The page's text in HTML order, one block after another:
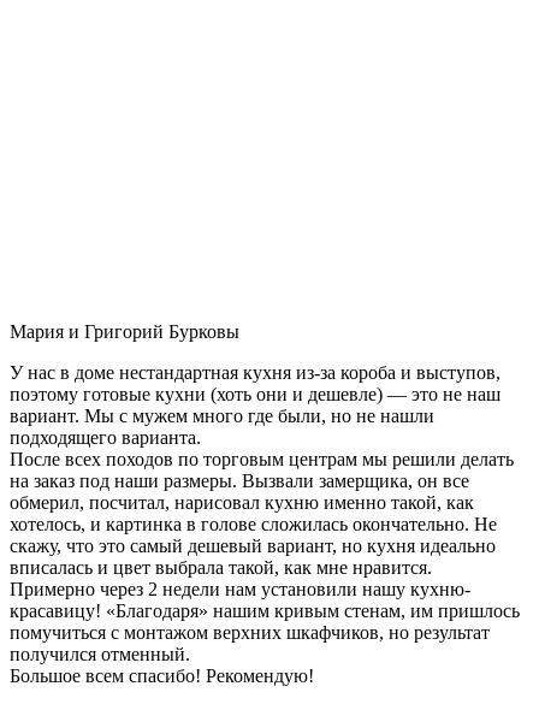
Мария и Григорий Бурковы
У нас в доме нестандартная кухня из-за короба и выступов,
поэтому готовые кухни (хоть они и дешевле) — это не наш
вариант. Мы с мужем много где были, но не нашли
подходящего варианта.
После всех походов по торговым центрам мы решили делать
на заказ под наши размеры. Вызвали замерщика, он все
обмерил, посчитал, нарисовал кухню именно такой, как
хотелось, и картинка в голове сложилась окончательно. Не
скажу, что это самый дешевый вариант, но кухня идеально
вписалась и цвет выбрала такой, как мне нравится.
Примерно через 2 недели нам установили нашу кухню-
красавицу! «Благодаря» нашим кривым стенам, им пришлось
помучиться с монтажом верхних шкафчиков, но результат
получился отменный.
Большое всем спасибо! Рекомендую!